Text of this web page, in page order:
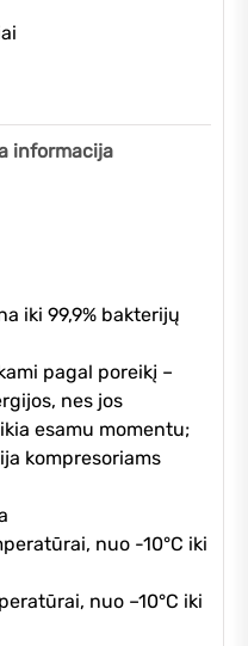
informacija
iki 99,9% bakterijų
pagal poreikį –
nes jos
esamu momentu;
kompresoriams
nuo -10°C iki
nuo –10°C iki